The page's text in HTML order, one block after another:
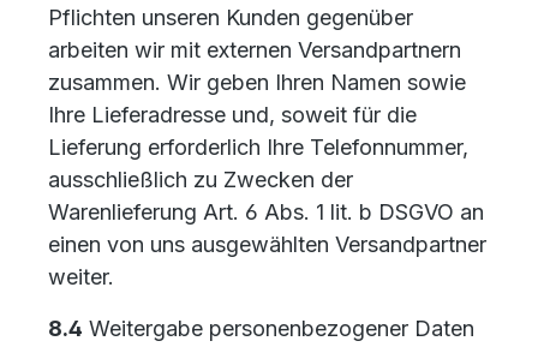
Pflichten unseren Kunden gegenüber
arbeiten wir mit externen Versandpartnern
zusammen. Wir geben Ihren Namen sowie
Ihre Lieferadresse und, soweit für die
Lieferung erforderlich Ihre Telefonnummer,
ausschließlich zu Zwecken der
Warenlieferung Art. 6 Abs. 1 lit. b DSGVO an
einen von uns ausgewählten Versandpartner
weiter.
8.4 Weitergabe personenbezogener Daten